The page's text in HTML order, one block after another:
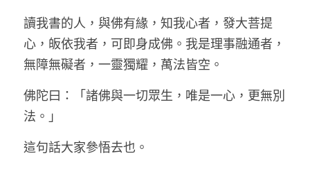
讀我書的人，與佛有緣，知我心者，發大菩提
心，皈依我者，可即身成佛。我是理事融通者，
無障無礙者，一靈獨耀，萬法皆空。
佛陀曰：「諸佛與一切眾生，唯是一心，更無別
法。」
這句話大家參悟去也。